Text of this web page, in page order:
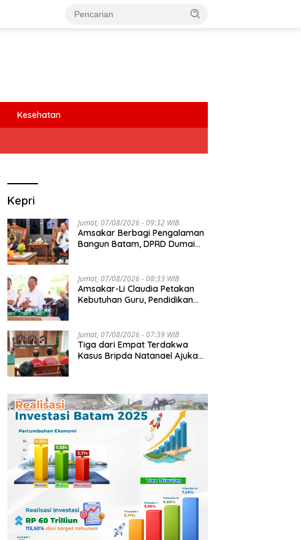
Kesehatan
Kepri
Jumat, 07/08/2026 - 09:32 WIB
Amsakar Berbagi Pengalaman
Bangun Batam, DPRD Dumai
Jumat, 07/08/2026 - 08:33 WIB
Amsakar-Li Claudia Petakan
Kebutuhan Guru, Pendidikan
Jumat, 07/08/2026 - 07:39 WIB
Tiga dari Empat Terdakwa
Kasus Bripda Natanael Ajukan